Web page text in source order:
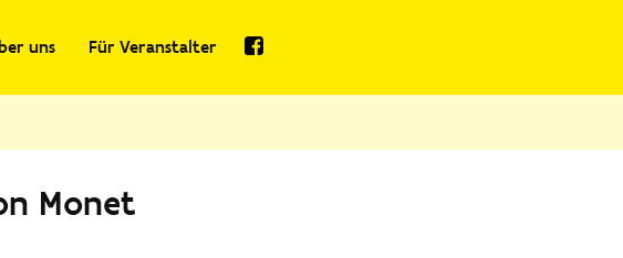
uns Für Veranstalter
Monet